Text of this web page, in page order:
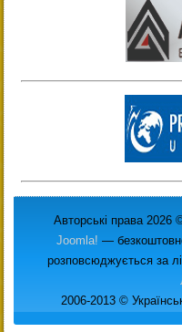
Авторські права 2026
Joomla! —
розповсюджується за
2006-2013 ©